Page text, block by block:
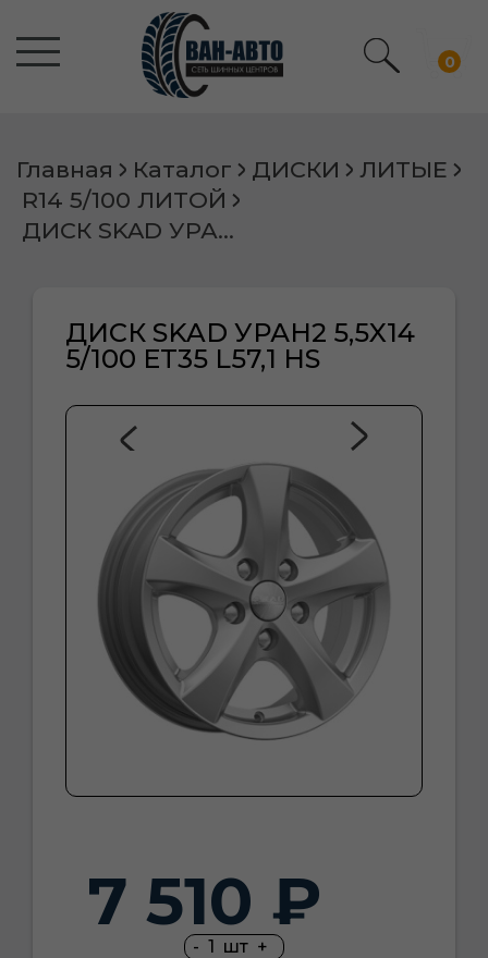
0
Главная Каталог ДИСКИ
ЛИТЫЕ
R14 5/100 ЛИТОЙ
ДИСК SKAD УРАН2 5,5X14 5/100 ET35 L57,1 HS
ДИСК SKAD УРАН2 5,5X14
5/100 ET35 L57,1 HS
7 510 ₽
- 1 шт +